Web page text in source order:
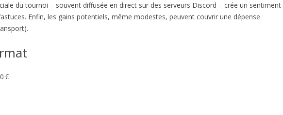
du tournoi – souvent diffusée en direct sur des serveurs Discord – crée un sentiment
Enfin, les gains potentiels, même modestes, peuvent couvrir une dépense
€